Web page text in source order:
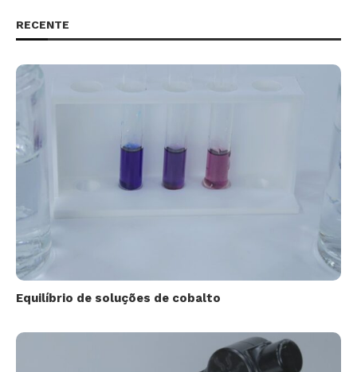
RECENTE
Equilíbrio de soluções de cobalto